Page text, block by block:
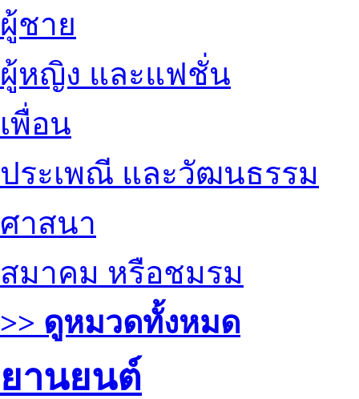
ผู้ชาย
ผู้หญิง และแฟชั่น
เพื่อน
ประเพณี และวัฒนธรรม
ศาสนา
สมาคม หรือชมรม
>> ดูหมวดทั้งหมด
ยานยนต์